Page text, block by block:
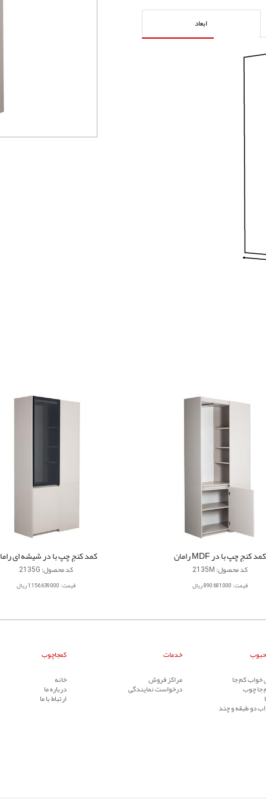
ابعاد
کمد کنج چپ با در شیشه ای
کد محصول: 2135G
قیمت: 1,156,639,000 ریال
کمد کنج چپ با در MDF رامان
کد محصول: 2135M
قیمت: 890,681,000 ریال
کم جا
جا چوب
دو طبقه و چند
خدمات
مراکز فروش
درخواست نمایندگی
کمجاچوب
خانه
درباره ما
ارتباط با ما